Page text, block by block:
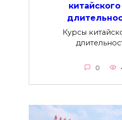
Курсы
0